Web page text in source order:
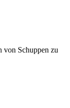
von Schuppen zu